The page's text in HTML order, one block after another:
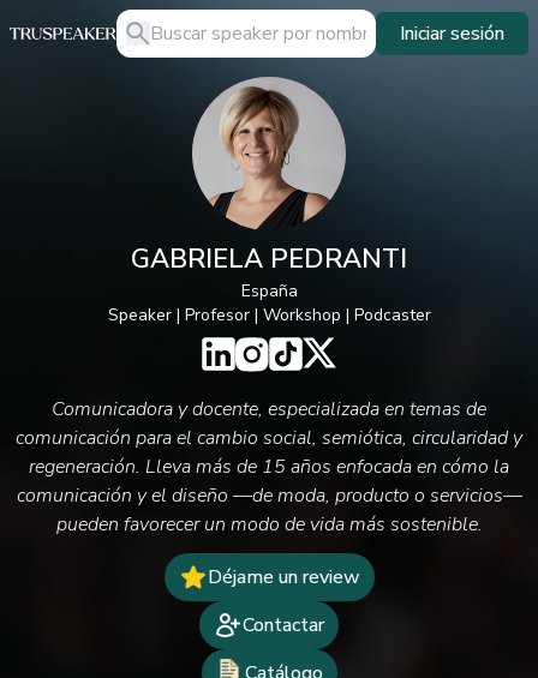
Iniciar sesión
GABRIELA PEDRANTI
España
Speaker | Profesor | Workshop | Podcaster
Comunicadora y docente, especializada en temas de
comunicación para el cambio social, semiótica, circularidad y
regeneración. Lleva más de 15 años enfocada en cómo la
comunicación y el diseño —de moda, producto o servicios—
pueden favorecer un modo de vida más sostenible.
Déjame un review
Contactar